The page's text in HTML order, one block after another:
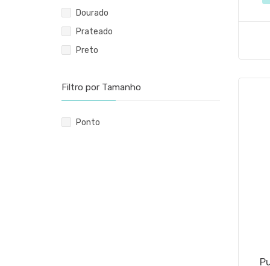
Dourado
Prateado
Preto
Filtro por Tamanho
Ponto